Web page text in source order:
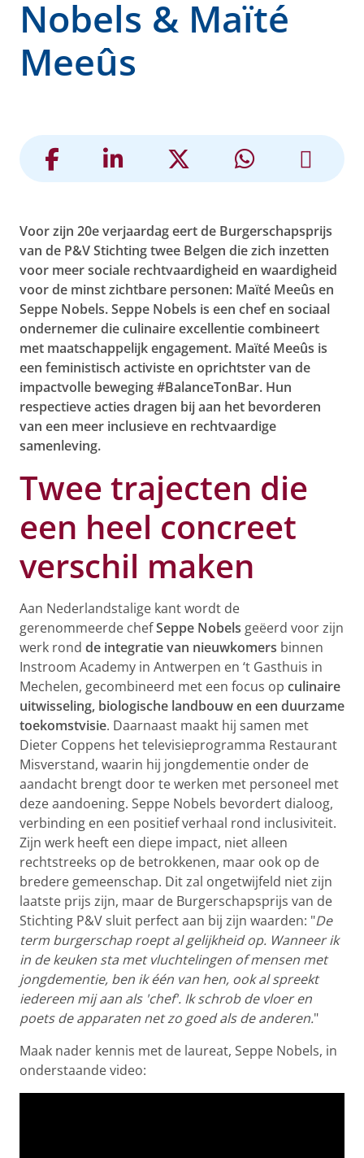
Nobels & Maïté
Meeûs
Voor zijn 20e verjaardag eert de Burgerschapsprijs
van de P&V Stichting twee Belgen die zich inzetten
voor meer sociale rechtvaardigheid en waardigheid
voor de minst zichtbare personen: Maïté Meeûs en
Seppe Nobels. Seppe Nobels is een chef en sociaal
ondernemer die culinaire excellentie combineert
met maatschappelijk engagement. Maïté Meeûs is
een feministisch activiste en oprichtster van de
impactvolle beweging #BalanceTonBar. Hun
respectieve acties dragen bij aan het bevorderen
van een meer inclusieve en rechtvaardige
samenleving.
Twee trajecten die
een heel concreet
verschil maken
Aan Nederlandstalige kant wordt de
gerenommeerde chefSeppe Nobels geëerd voor zijn
werk rond de integratie van nieuwkomers binnen
Instroom Academy in Antwerpen en ‘t Gasthuis in
Mechelen, gecombineerd met een focus op culinaire
uitwisseling, biologische landbouw en een duurzame
toekomstvisie. Daarnaast maakt hij samen met
Dieter Coppens het televisieprogramma Restaurant
Misverstand, waarin hij jongdementie onder de
aandacht brengt door te werken met personeel met
deze aandoening. Seppe Nobels bevordert dialoog,
verbinding en een positief verhaal rond inclusiviteit.
Zijn werk heeft een diepe impact, niet alleen
rechtstreeks op de betrokkenen, maar ook op de
bredere gemeenschap. Dit zal ongetwijfeld niet zijn
laatste prijs zijn, maar de Burgerschapsprijs van de
Stichting P&V sluit perfect aan bij zijn waarden: "De
term burgerschap roept al gelijkheid op. Wanneer ik
in de keuken sta met vluchtelingen of mensen met
jongdementie, ben ik één van hen, ook al spreekt
iedereen mij aan als 'chef'. Ik schrob de vloer en
poets de apparaten net zo goed als de anderen."
Maak nader kennis met de laureat, Seppe Nobels, in
onderstaande video: